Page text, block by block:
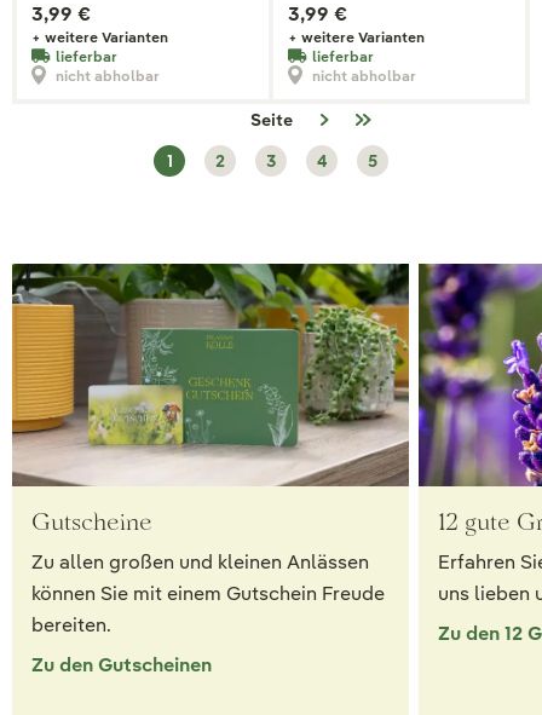
3,99 €
+ weitere Varianten
lieferbar
nicht abholbar
3,99 €
+ weitere Varianten
lieferbar
nicht abholbar
Seite
1
2 3 4 5
Gutscheine
Zu allen großen und kleinen Anlässen
können Sie mit einem Gutschein Freude
bereiten.
Zu den Gutscheinen
12 gute
Erfahren
uns lieben
Zu den 12